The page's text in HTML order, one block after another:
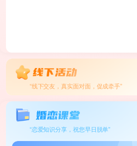
“线下交友，真实面对面，促成牵手”
“恋爱知识分享，祝您早日脱单”